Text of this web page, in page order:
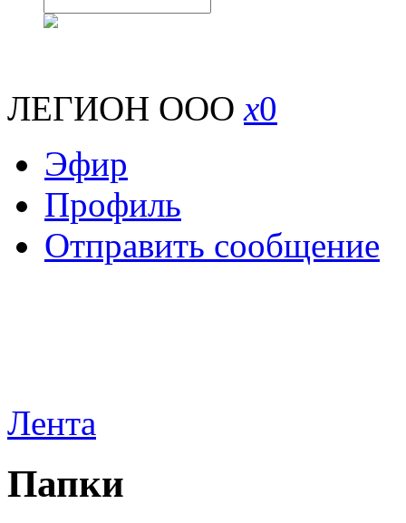
ЛЕГИОН ОООx0
Эфир
Профиль
Отправить сообщение
Лента
Папки